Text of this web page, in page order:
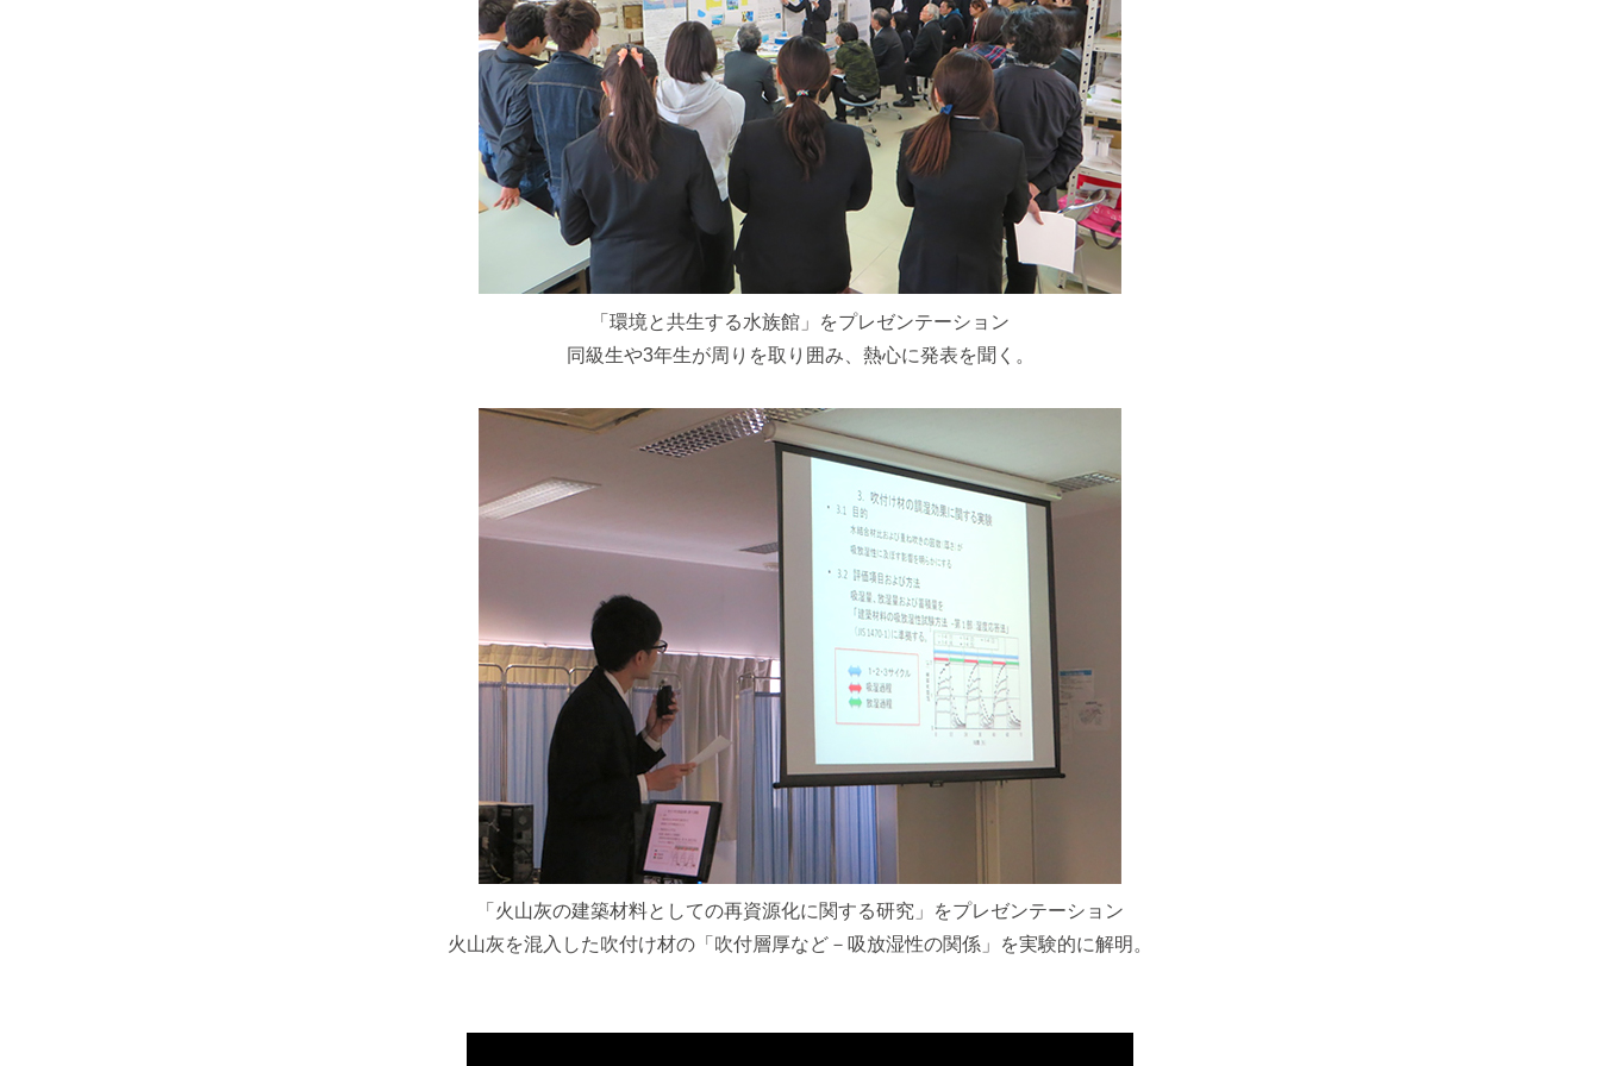
「環境と共生する水族館」をプレゼンテーション
同級生や3年生が周りを取り囲み、熱心に発表を聞く。
「火山灰の建築材料としての再資源化に関する研究」をプレゼンテーション
火山灰を混入した吹付け材の「吹付層厚など－吸放湿性の関係」を実験的に解明。